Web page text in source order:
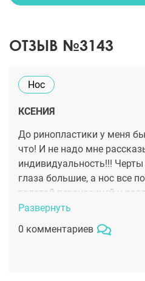
ОТЗЫВ №3143
Нос
КСЕНИЯ
До ринопластики у меня
что! И не надо мне
индивидуальность!!!
глаза большие, а нос все
толстой переносицей и
Фу! Главное, у родителей
меня…. В общем, я очень
Шамилевичу за мое новое
Развернуть
0 комментариев